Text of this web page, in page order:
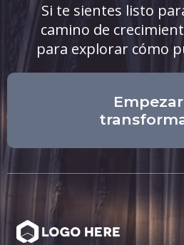
Si te sientes listo
camino de
para explorar cómo